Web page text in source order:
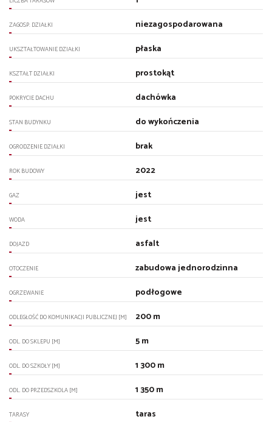
ZAGOSP. DZIAŁKI niezagospodarowana
UKSZTAŁTOWANIE DZIAŁKI płaska
KSZTAŁT DZIAŁKI prostokąt
POKRYCIE DACHU dachówka
STAN BUDYNKU do wykończenia
OGRODZENIE DZIAŁKI brak
ROK BUDOWY 2022
GAZ jest
WODA jest
DOJAZD asfalt
OTOCZENIE zabudowa jednorodzinna
OGRZEWANIE podłogowe
ODLEGŁOŚĆ DO KOMUNIKACJI PUBLICZNEJ [M] 200 m
ODL. DO SKLEPU [M] 5 m
ODL. DO SZKOŁY [M] 1 300 m
ODL. DO PRZEDSZKOLA [M] 1 350 m
TARASY taras